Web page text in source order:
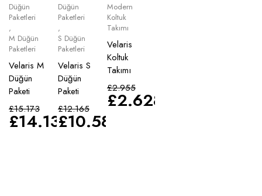
Düğün
Paketleri
,
M Düğün
Paketleri
Velaris M
Düğün
Paketi
£15.173
£14.135
Düğün
Paketleri
,
S Düğün
Paketleri
Velaris S
Düğün
Paketi
£12.165
£10.583
Modern
Koltuk
Takımı
Velaris
Koltuk
Takımı
£2.955
£2.628